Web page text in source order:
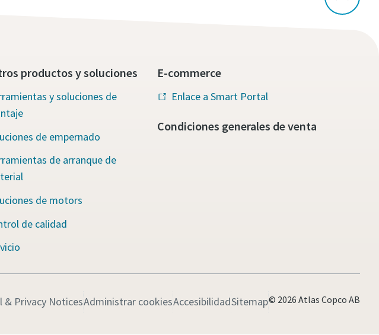
productos y soluciones
y soluciones de
de empernado
de arranque de
de motors
de calidad
E-commerce
Enlace a Smart Portal
Condiciones generales de venta
& Privacy NoticesAdministrar cookiesAccesibilidadSitemap© 2026 Atlas Copco AB